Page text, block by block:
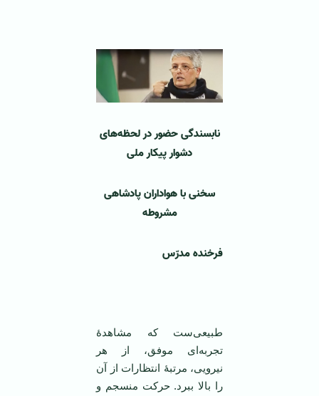
نابسندگی حضور در لحظه‌های
دشوار پیکار ملی
سخنی با هواداران پادشاهی
مشروطه
فرخنده مدرّس
طبیعی‌ست که مشاهدۀ
تجربه‌ای موفق، از هر
نیرویی، مرتبۀ انتظارات از آن
را بالا ببرد. حرکت منسجم و